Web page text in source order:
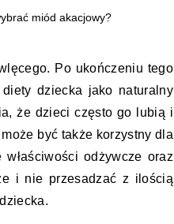
miód akacjowy?
Po ukończeniu tego
dziecka jako naturalny
że dzieci często go lubią i
być także korzystny dla
odżywcze oraz
i nie przesadzać z ilością